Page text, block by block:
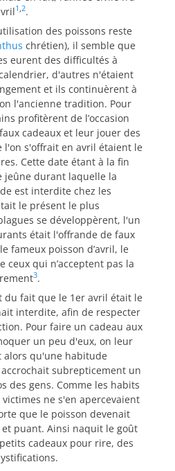
1 ,2.
des poissons reste
chrétien), il semble que
eurent des difficultés à
d'autres n'étaient
et ils continuèrent à
l'ancienne tradition. Pour
profitèrent de l’occasion
cadeaux et leur jouer des
l'on s'offrait en avril étaient le
Cette date étant à la fin
jeûne durant laquelle la
est interdite chez les
le présent le plus
se développèrent, l'un
était l'offrande de faux
fameux poisson d’avril, le
ceux qui n’acceptent pas la
3.
du fait que le 1er avril était le
interdite, afin de respecter
Pour faire un cadeau aux
un peu d'eux, on leur
alors qu'une habitude
subrepticement un
des gens. Comme les habits
ne s'en apercevaient
que le poisson devenait
puant. Ainsi naquit le goût
cadeaux pour rire, des